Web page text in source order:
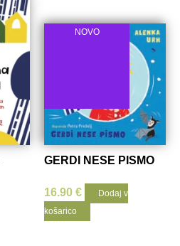
NOVO
GERDI NESE PISMO
16.90 €
Dodaj v
košarico